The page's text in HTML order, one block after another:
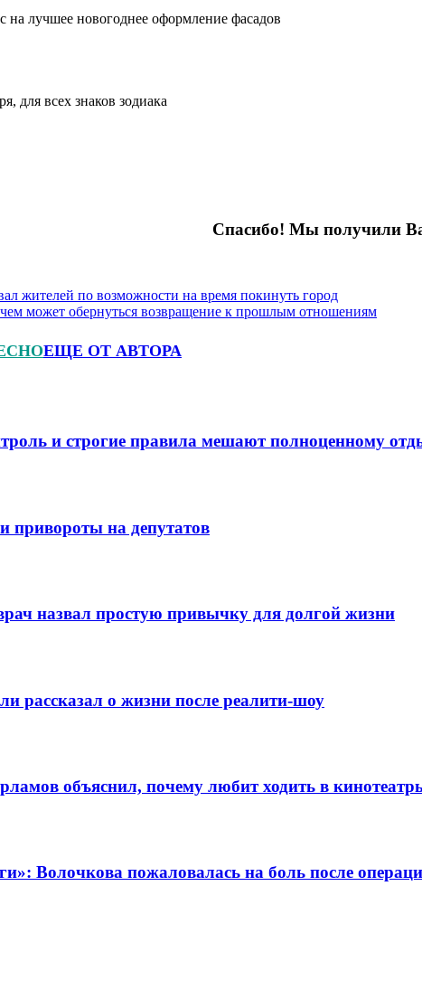
на лучшее новогоднее оформление фасадов
для всех знаков зодиака
Спасибо! Мы получили
жителей по возможности на время покинуть город
может обернуться возвращение к прошлым отношениям
ЕЩЕ ОТ АВТОРА
и строгие правила мешают полноценному
привороты на депутатов
назвал простую привычку для долгой жизни
рассказал о жизни после реалити-шоу
объяснил, почему любит ходить в
Волочкова пожаловалась на боль после